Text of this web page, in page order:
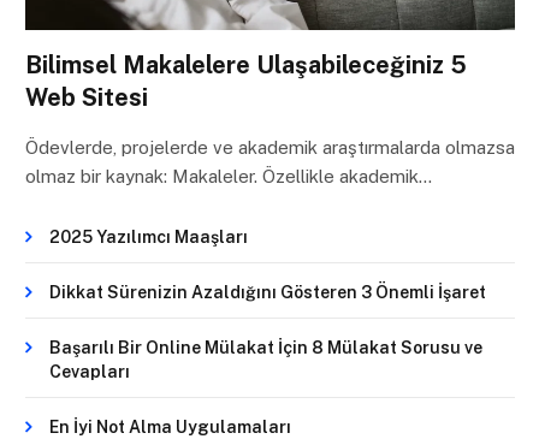
Bilimsel Makalelere Ulaşabileceğiniz 5
Web Sitesi
Ödevlerde, projelerde ve akademik araştırmalarda olmazsa
olmaz bir kaynak: Makaleler. Özellikle akademik…
2025 Yazılımcı Maaşları
Dikkat Sürenizin Azaldığını Gösteren 3 Önemli İşaret
Başarılı Bir Online Mülakat İçin 8 Mülakat Sorusu ve
Cevapları
En İyi Not Alma Uygulamaları